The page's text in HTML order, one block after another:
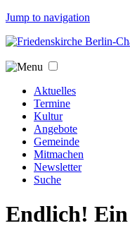
Jump to navigation
Aktuelles
Termine
Kultur
Angebote
Gemeinde
Mitmachen
Newsletter
Suche
Endlich!